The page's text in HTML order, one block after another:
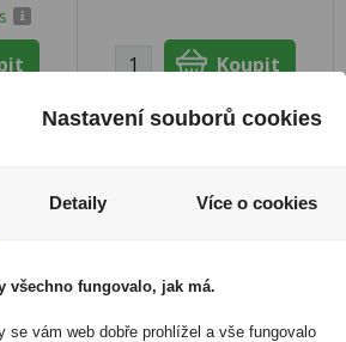
Nastavení souborů cookies
Detaily Více o cookies
všechno fungovalo, jak má.
se vám web dobře prohlížel a vše fungovalo